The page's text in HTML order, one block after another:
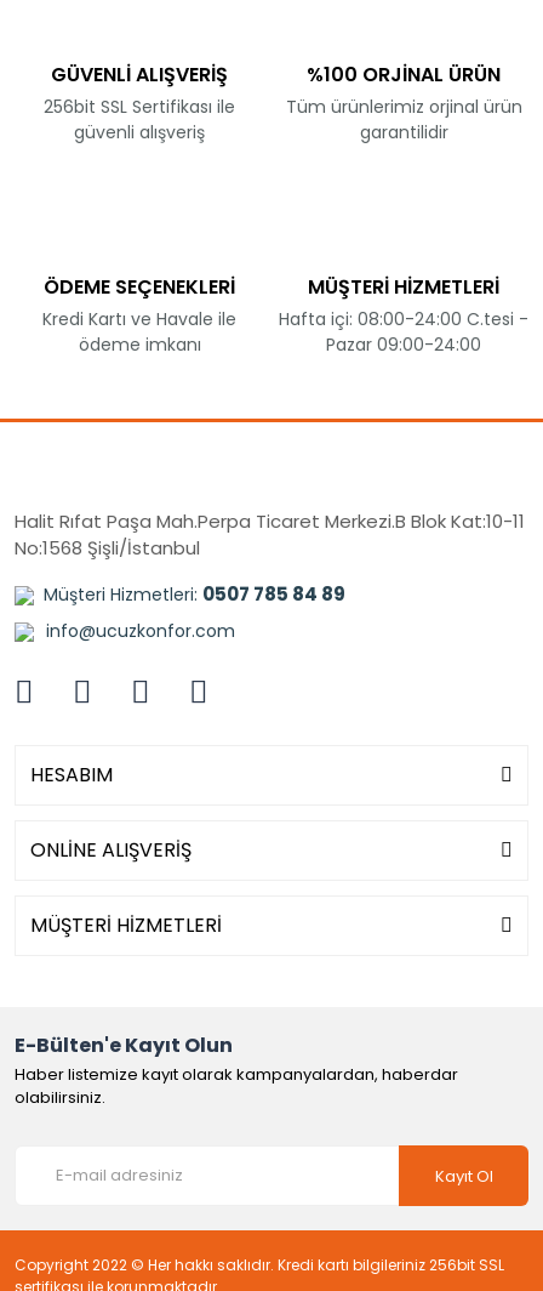
GÜVENLİ ALIŞVERİŞ
256bit SSL Sertifikası ile
güvenli alışveriş
%100 ORJİNAL ÜRÜN
Tüm ürünlerimiz orjinal ürün
garantilidir
ÖDEME SEÇENEKLERİ
Kredi Kartı ve Havale ile
ödeme imkanı
MÜŞTERİ HİZMETLERİ
Hafta içi: 08:00-24:00 C.tesi -
Pazar 09:00-24:00
Halit Rıfat Paşa Mah.Perpa Ticaret Merkezi.B Blok Kat:10-11
No:1568 Şişli/İstanbul
Müşteri Hizmetleri: 0507 785 84 89
info@ucuzkonfor.com
HESABIM
ONLİNE ALIŞVERİŞ
MÜŞTERİ HİZMETLERİ
E-Bülten'e Kayıt Olun
Haber listemize kayıt olarak kampanyalardan, haberdar
olabilirsiniz.
Kayıt Ol
Copyright 2022 © Her hakkı saklıdır. Kredi kartı bilgileriniz 256bit SSL
sertifikası ile korunmaktadır.